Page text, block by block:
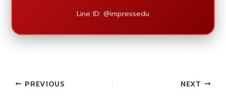
Line ID: @impressedu
PREVIOUS NEXT